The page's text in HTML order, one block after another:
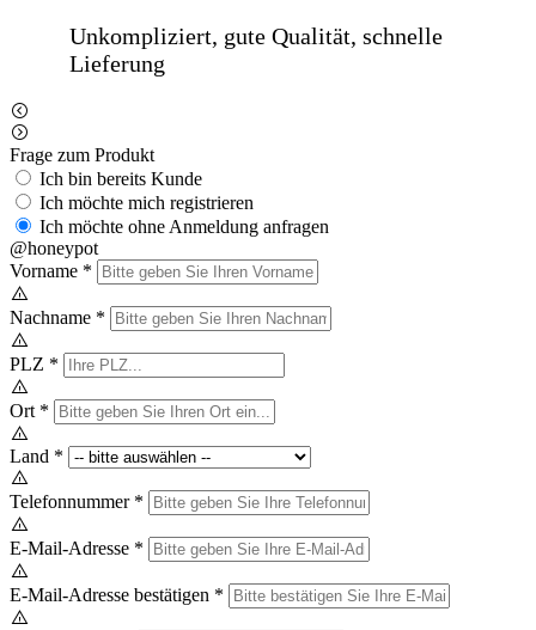
Frage zum Produkt
Ich bin bereits Kunde
Ich möchte mich registrieren
Ich möchte ohne Anmeldung anfragen
@honeypot
Vorname *
Nachname *
PLZ *
Ort *
Land *
Telefonnummer *
E-Mail-Adresse *
E-Mail-Adresse bestätigen *